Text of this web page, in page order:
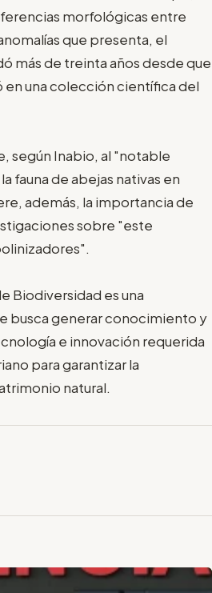
morfológicas entre
que presenta, el
más de treinta años desde que
una colección científica del
según Inabio, al "notable
fauna de abejas nativas en
además, la importancia de
sobre "este
Biodiversidad es una
busca generar conocimiento y
e innovación requerida
para garantizar la
natural.